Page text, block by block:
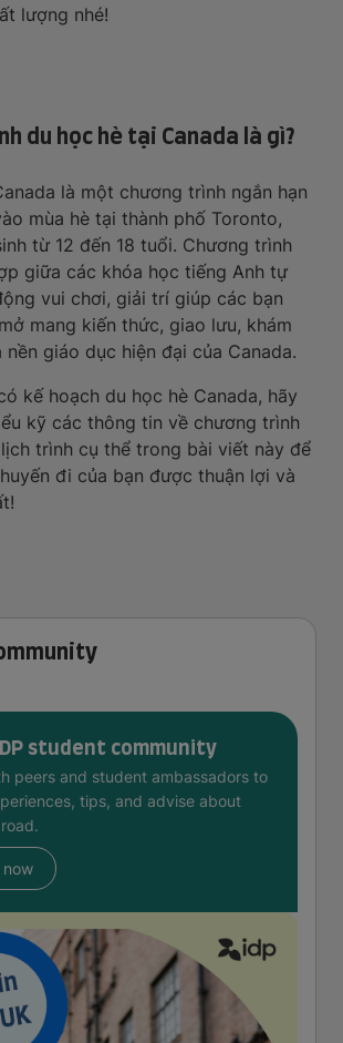
lượng nhé!
du học hè tại Canada là gì?
là một chương trình ngắn hạn
mùa hè tại thành phố Toronto,
từ 12 đến 18 tuổi. Chương trình
giữa các khóa học tiếng Anh tự
vui chơi, giải trí giúp các bạn
mang kiến thức, giao lưu, khám
nền giáo dục hiện đại của Canada.
kế hoạch du học hè Canada, hãy
kỹ các thông tin về chương trình
trình cụ thể trong bài viết này để
đi của bạn được thuận lợi và
student community
peers and student ambassadors to
tips, and advise about
now